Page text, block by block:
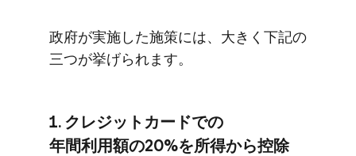
政府が​実施した​施策には、​大きく​下記の​
三つが​挙げられます。
1. クレジットカードでの​
年間利用額の​20%を​所得から​控除